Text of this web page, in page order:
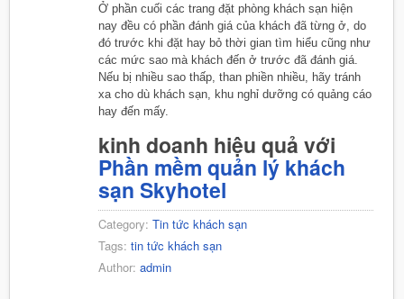
Ở phần cuối các trang đặt phòng khách sạn hiện
nay đều có phần đánh giá của khách đã từng ở, do
đó trước khi đặt hay bỏ thời gian tìm hiểu cũng như
các mức sao mà khách đến ở trước đã đánh giá.
Nếu bị nhiều sao thấp, than phiền nhiều, hãy tránh
xa cho dù khách sạn, khu nghỉ dưỡng có quảng cáo
hay đến mấy.
kinh doanh hiệu quả với
Phần mềm quản lý khách
sạn Skyhotel
Category: Tin tức khách sạn
Tags: tin tức khách sạn
Author: admin